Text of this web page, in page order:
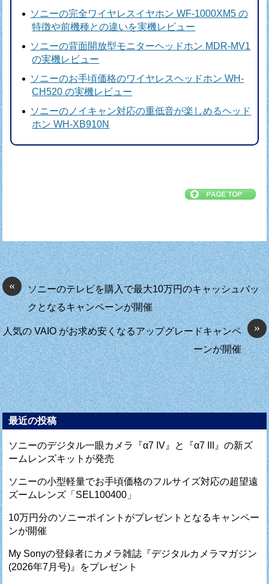
ソニーの完全ワイヤレスイヤホン WF-1000XM5 の
特徴や前機種との違いを実機レビュー
ソニーの背面開放型モニターヘッドホン MDR-MV1
の実機レビュー
ソニーのお手頃価格のワイヤレスヘッドホン WH-
CH520 の実機レビュー
ソニーのノイキャン対応の重低音が楽しめるヘッド
ホン WH-XB910N
«
ソニーのテレビを購入で最大10万円のキャッシュバッ
クとなるキャンペーンが開催
»
人気の VAIO がお求め安くなるアップグレードキャンペ
ーンが開催
最近の投稿
ソニーのデジタル一眼カメラ『α7 IV』と『α7 III』の新ズ
ームレンズキットが発売
ソニーの小型軽量でお手頃価格のフルサイズ対応の超望遠
ズームレンズ「SEL100400」
10万円分のソニーポイントがプレゼントとなるキャンペー
ンが開催
My Sonyの登録者にカメラ雑誌『デジタルカメラマガジン
(2026年7月号)』をプレゼント